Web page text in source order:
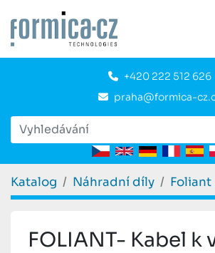
+420 222 512 626
praha@formica-
Katalog Náhradní díly Foliant
FOLIANT- Kabel k